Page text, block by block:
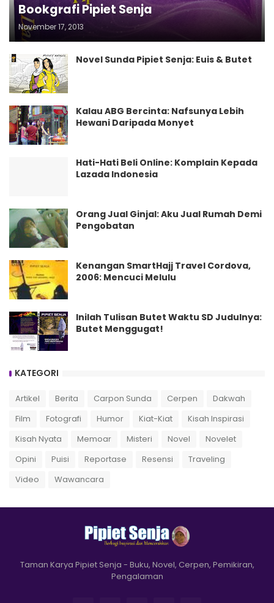
Bookgrafi Pipiet Senja
November 17, 2013
Novel Sunda Pipiet Senja: Euis & Butet
Kalau ABG Bercinta: Nafsunya Lebih
Hewani Daripada Monyet
Hati-Hati Beli Online: Komplain Kepada
Lazada Indonesia
Orang Jual Ginjal: Aku Jual Rumah Demi
Pengobatan
Kenangan SmartHajj Travel Cordova,
2006: Mencuci Melulu
Inilah Tulisan Butet Waktu SD Judulnya:
Butet Menggugat!
KATEGORI
Artikel Berita Carpon Sunda Cerpen
Dakwah
Film
Fotografi Humor Kiat-Kiat
Kisah Inspirasi
Kisah Nyata
Memoar Misteri Novel
Novelet
Opini
Puisi Reportase Resensi
Traveling
Video
Wawancara
Taman Karya Pipiet Senja - Buku, Novel, Cerpen, Pemikiran,
Pengalaman